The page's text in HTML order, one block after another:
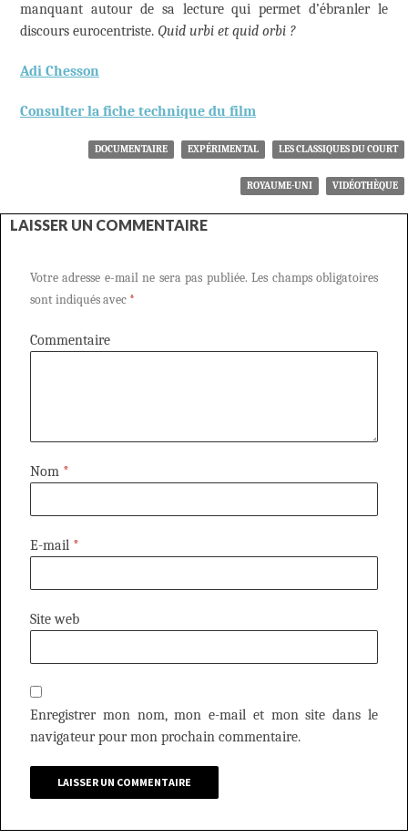
manquant autour de sa lecture qui permet d’ébranler le
discours eurocentriste. Quid urbi et quid orbi ?
Adi Chesson
Consulter la fiche technique du film
DOCUMENTAIRE EXPÉRIMENTAL LES CLASSIQUES DU COURT
ROYAUME-UNI VIDÉOTHÈQUE
LAISSER UN COMMENTAIRE
Votre adresse e-mail ne sera pas publiée. Les champs obligatoires
sont indiqués avec *
Commentaire
Nom *
E-mail *
Site web
Enregistrer mon nom, mon e-mail et mon site dans le
navigateur pour mon prochain commentaire.